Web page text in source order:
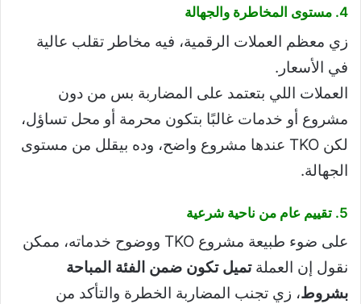
4. مستوى المخاطرة والجهالة
زي معظم العملات الرقمية، فيه مخاطر تقلب عالية
في الأسعار.
العملات اللي بتعتمد على المضاربة بس من دون
مشروع أو خدمات غالبًا بتكون محرمة أو محل تساؤل،
لكن TKO عندها مشروع واضح، وده بيقلل من مستوى
الجهالة.
5. تقييم عام من ناحية شرعية
على ضوء طبيعة مشروع TKO ووضوح خدماته، ممكن
نقول إن العملةتميل تكون ضمن الفئة المباحة
بشروط، زي تجنب المضاربة الخطرة والتأكد من